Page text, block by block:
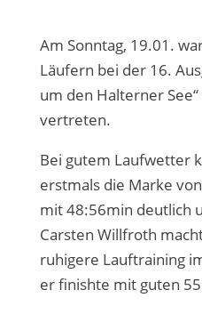
Am Sonntag, 19.01.
Läufern bei der 16.
um den Halterner
vertreten.
Bei gutem Laufwetter
erstmals die Marke
mit 48:56min deutlich
Carsten Willfroth
ruhigere Lauftraining
er finishte mit guten